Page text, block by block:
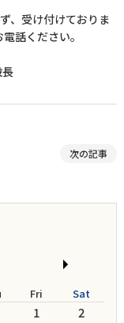
、受け付けておりま
話ください。
次の記事
Fri Sat
1
2